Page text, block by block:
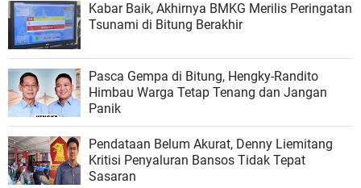
Kabar Baik, Akhirnya BMKG Merilis Peringatan
Tsunami di Bitung Berakhir
Pasca Gempa di Bitung, Hengky-Randito
Himbau Warga Tetap Tenang dan Jangan
Panik
Pendataan Belum Akurat, Denny Liemitang
Kritisi Penyaluran Bansos Tidak Tepat
Sasaran